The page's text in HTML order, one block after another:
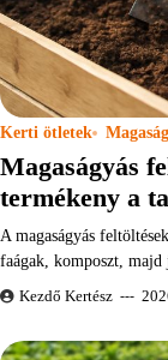
Kerti ötletek
Magaságyás
termékeny a
A magaságyás
faágak, komposzt,
Kezdő Kertész